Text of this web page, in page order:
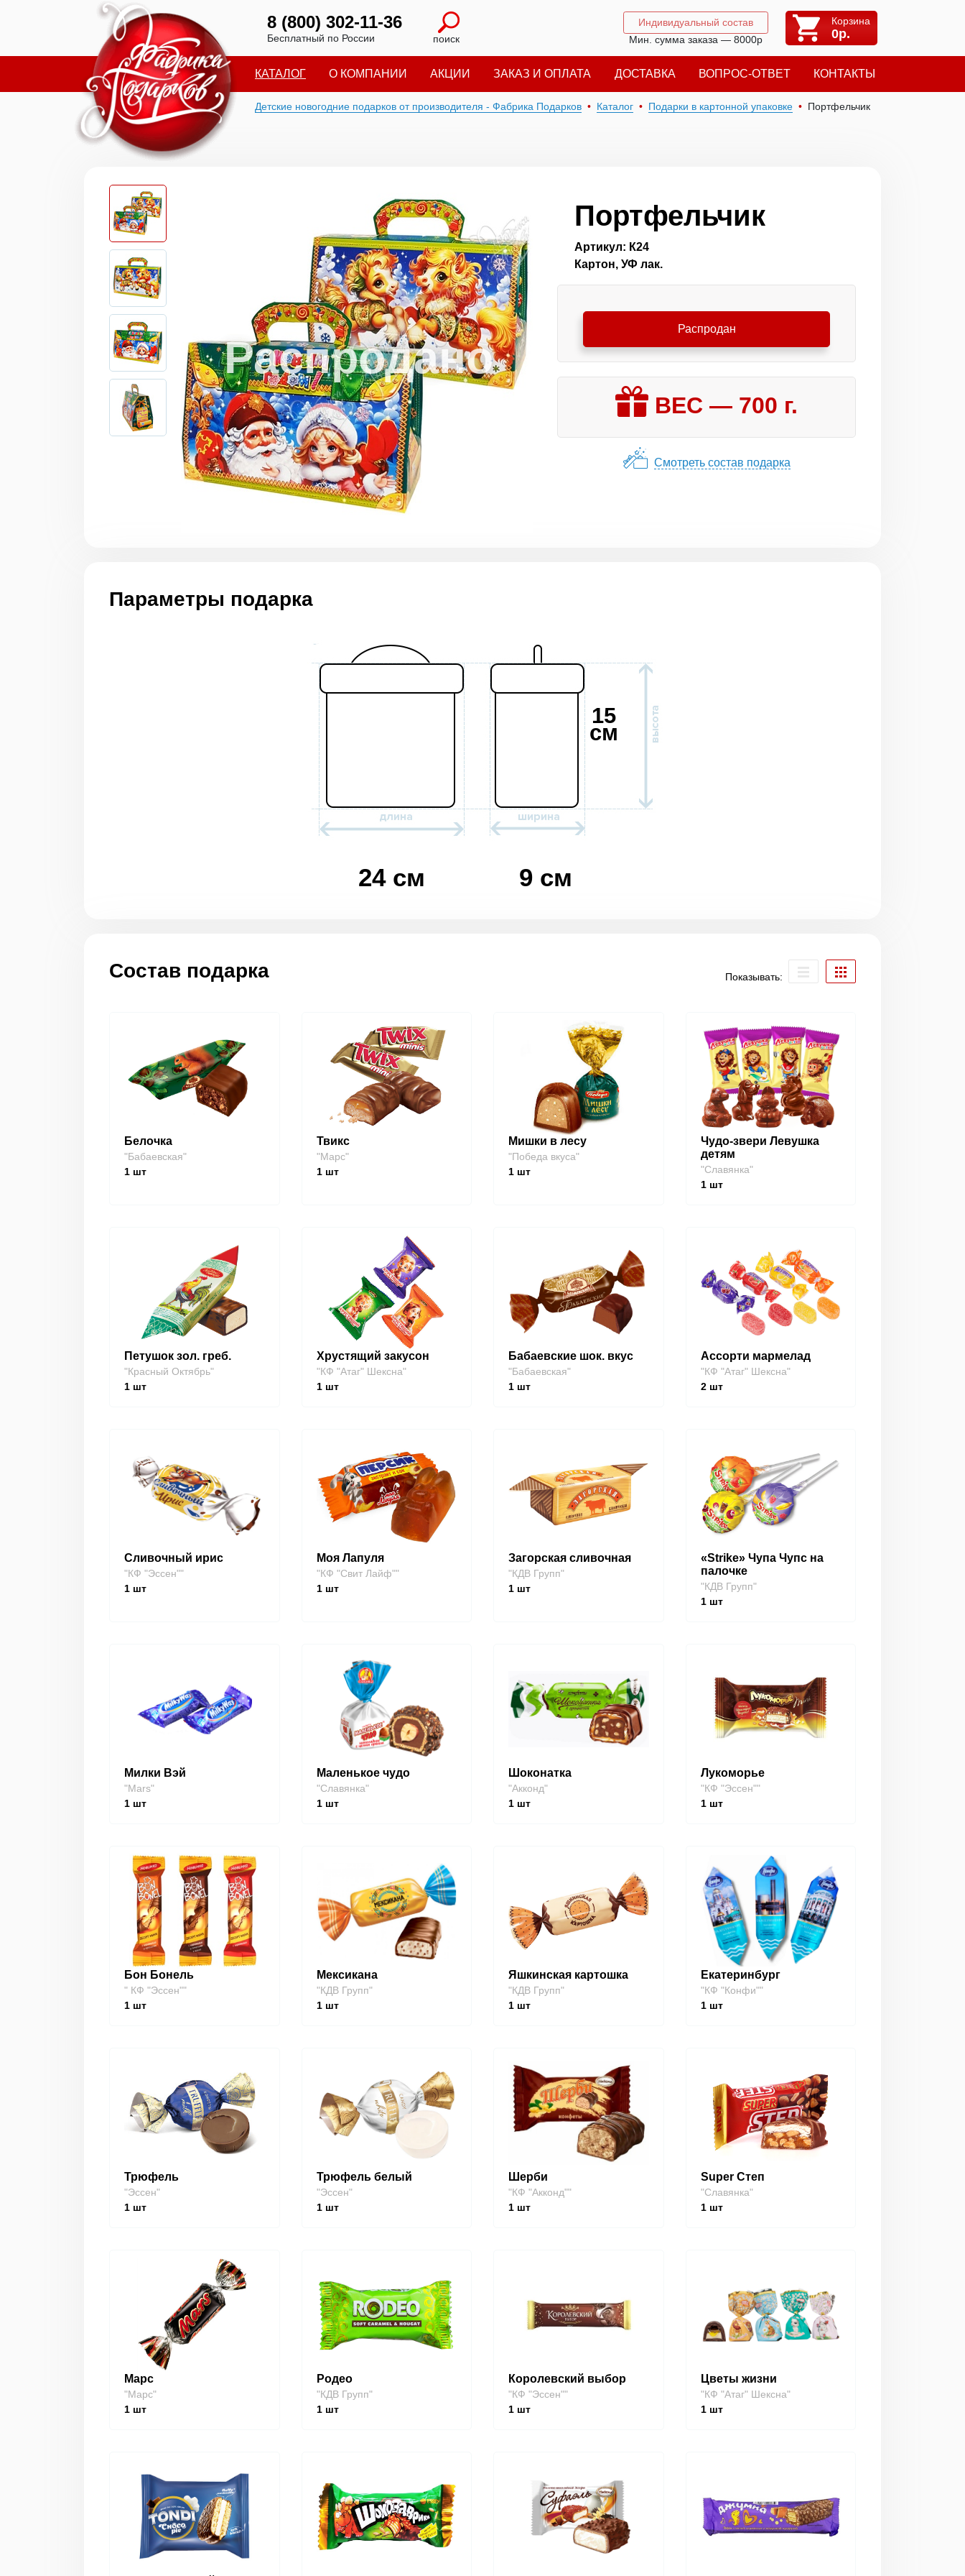
8 (800) 302-11-36
Бесплатный по России поиск
Индивидуальный состав
Мин. сумма заказа — 8000р
Корзина
0р.
КАТАЛОГ О КОМПАНИИ АКЦИИ ЗАКАЗ И ОПЛАТА ДОСТАВКА ВОПРОС-ОТВЕТ КОНТАКТЫ
Детские новогодние подарков от производителя - Фабрика Подарков Каталог Подарки в картонной упаковке Портфельчик
Портфельчик
Артикул: К24
Картон, УФ лак.
Распродан
ВЕС — 700 г.
Смотреть состав подарка
Параметры подарка
24 см 9 см
15
см
Состав подарка Показывать:
Белочка
"Бабаевская"
1 шт
Твикс
"Марс"
1шт
Мишки в лесу
"Победа вкуса"
1 шт
Чудо-звери Левушка
детям
"Славянка"
1шт
Петушок зол. греб.
"Красный Октябрь"
1 шт
Хрустящий закусон
"КФ "Атаг" Шексна"
1шт
Бабаевские шок. вкус
"Бабаевская"
1 шт
Ассорти мармелад
"КФ "Атаг" Шексна"
2шт
Сливочный ирис
"КФ "Эссен""
1 шт
Моя Лапуля
"КФ "Свит Лайф""
1шт
Загорская сливочная
"КДВ Групп"
1 шт
«Strike» Чупа Чупс на
палочке
"КДВ Групп"
1шт
Милки Вэй
"Mars"
1 шт
Маленькое чудо
"Славянка"
1шт
Шоконатка
"Акконд"
1 шт
Лукоморье
"КФ "Эссен""
1шт
Бон Бонель
" КФ "Эссен""
1 шт
Мексикана
"КДВ Групп"
1шт
Яшкинская картошка
"КДВ Групп"
1 шт
Екатеринбург
"КФ "Конфи""
1шт
Трюфель
"Эссен"
1 шт
Трюфель белый
"Эссен"
1шт
Шерби
"КФ "Акконд""
1 шт
Super Степ
"Славянка"
1шт
Марс
"Марс"
1 шт
Родео
"КДВ Групп"
1шт
Королевский выбор
"КФ "Эссен""
1 шт
Цветы жизни
"КФ "Атаг" Шексна"
1шт